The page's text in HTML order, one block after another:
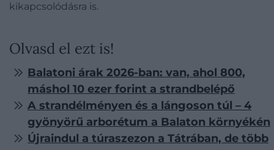
kikapcsolódásra is.
Olvasd el ezt is!
Balatoni árak 2026-ban: van, ahol 800,
máshol 10 ezer forint a strandbelépő
A strandélményen és a lángoson túl – 4
gyönyörű arborétum a Balaton környékén
Újraindul a túraszezon a Tátrában, de több